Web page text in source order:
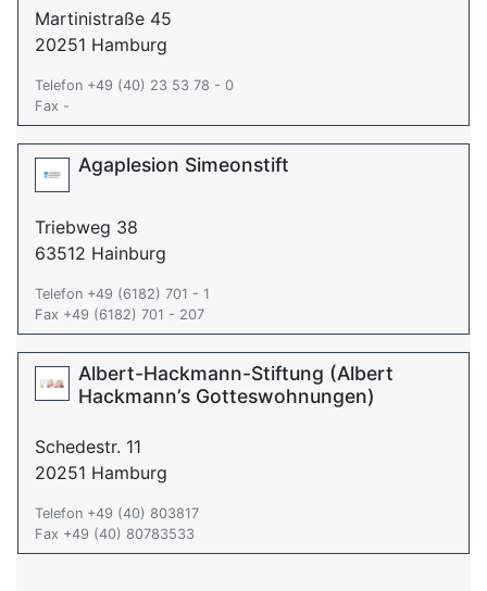
Martinistraße 45
20251 Hamburg
Telefon +49 (40) 23 53 78 - 0
Fax -
Agaplesion Simeonstift
Triebweg 38
63512 Hainburg
Telefon +49 (6182) 701 - 1
Fax +49 (6182) 701 - 207
Albert-Hackmann-Stiftung (Albert
Hackmann’s Gotteswohnungen)
Schedestr. 11
20251 Hamburg
Telefon +49 (40) 803817
Fax +49 (40) 80783533